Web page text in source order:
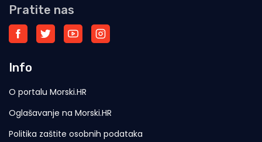
Pratite nas
Info
O portalu Morski.HR
Oglašavanje na Morski.HR
Politika zaštite osobnih podataka